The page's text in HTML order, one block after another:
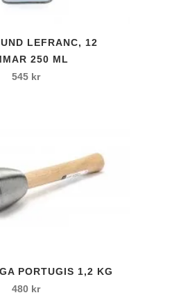
LEFRANC, 12
250 ML
545 kr
PORTUGIS 1,2 KG
480 kr